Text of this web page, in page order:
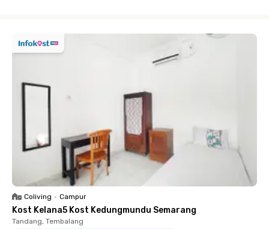
Coliving • Campur
Kost Kelana5 Kost Kedungmundu Semarang
Tandang, Tembalang